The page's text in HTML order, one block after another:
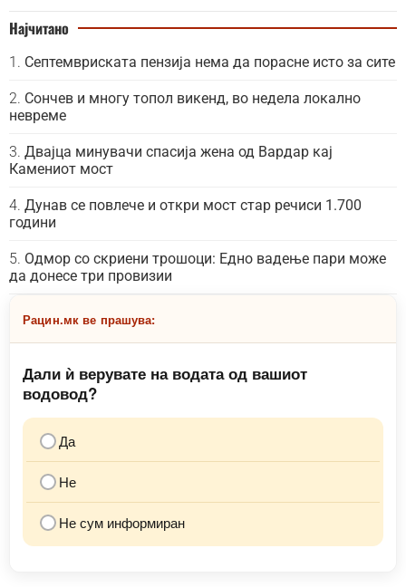
Најчитано
Септемвриската пензија нема да порасне исто за сите
Сончев и многу топол викенд, во недела локално
невреме
Двајца минувачи спасија жена од Вардар кај
Камениот мост
Дунав се повлече и откри мост стар речиси 1.700
години
Одмор со скриени трошоци: Едно вадење пари може
да донесе три провизии
Рацин.мк ве прашува:
Дали ѝ верувате на водата од вашиот
водовод?
Да
Не
Не сум информиран